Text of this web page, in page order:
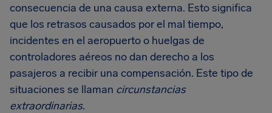
consecuencia de una causa externa. Esto significa
que los retrasos causados por el mal tiempo,
incidentes en el aeropuerto o huelgas de
controladores aéreos no dan derecho a los
pasajeros a recibir una compensación. Este tipo de
situaciones se llaman circunstancias
extraordinarias.